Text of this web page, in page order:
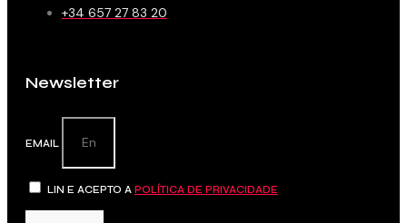
+34 657 27 83 20
Newsletter
EMAIL
LIN E ACEPTO A POLÍTICA DE PRIVACIDADE